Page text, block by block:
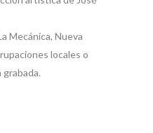
Mecánica, Nueva
locales o
grabada.